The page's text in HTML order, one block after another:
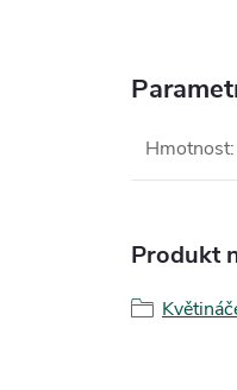
Hmotnost:
Produkt